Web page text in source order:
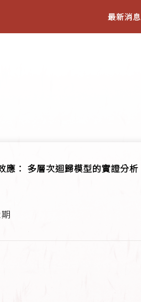
最新消息
應： 多層次迴歸模型的實證分析